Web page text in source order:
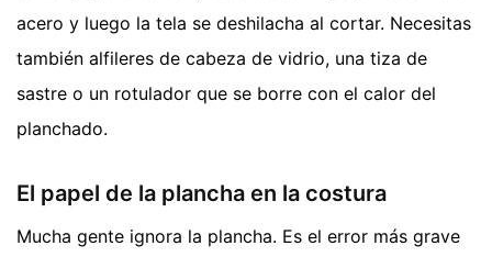
acero y luego la tela se deshilacha al cortar. Necesitas
también alfileres de cabeza de vidrio, una tiza de
sastre o un rotulador que se borre con el calor del
planchado.
El papel de la plancha en la costura
Mucha gente ignora la plancha. Es el error más grave